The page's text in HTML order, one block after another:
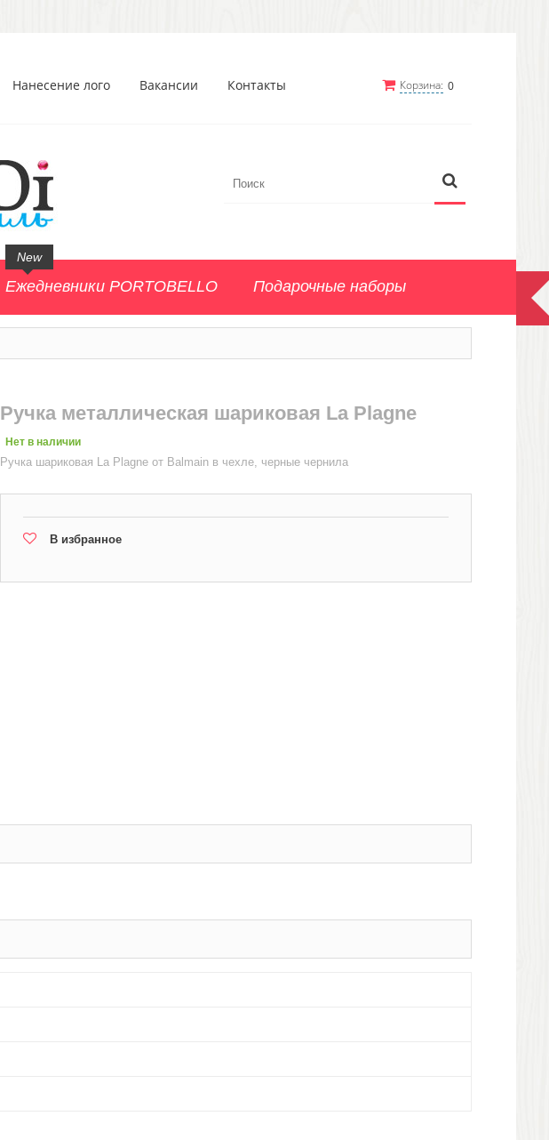
Корзина: 0
Нанесение лого Вакансии Контакты
Ежедневники PORTOBELLO
New
Подарочные наборы
Ручка металлическая шариковая La Plagne
Нет в наличии
Ручка шариковая La Plagne от Balmain в чехле, черные чернила
В избранное